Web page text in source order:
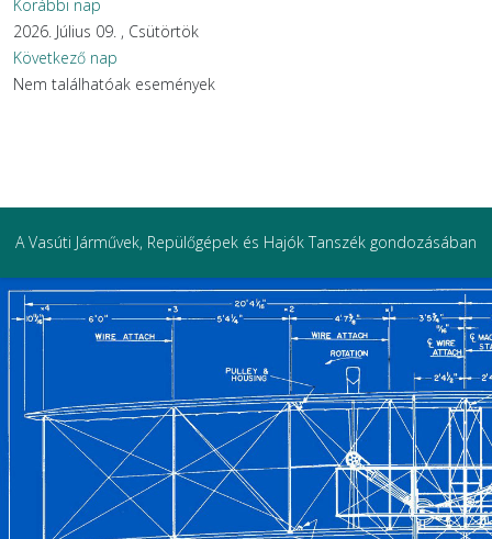
Korábbi nap
2026. Július 09. , Csütörtök
Következő nap
Nem találhatóak események
A Vasúti Járművek, Repülőgépek és Hajók Tanszék gondozásában